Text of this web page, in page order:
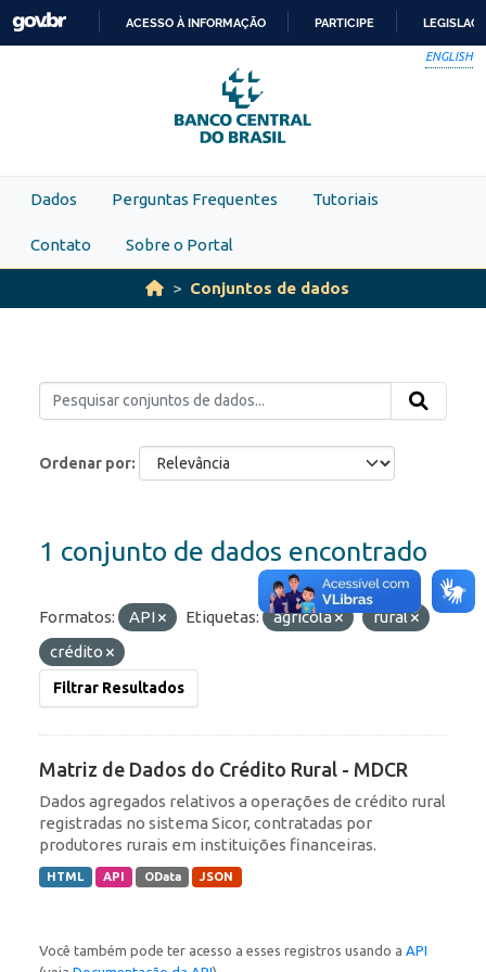
Skip to main content
PARA
O
CONTEÚDO
ACESSO À INFORMAÇÃO PARTICIPE
ENGLISH
Dados Perguntas Frequentes Tutoriais
Contato Sobre o Portal
Conjuntos de dados
Ordenar por
1 conjunto de dados encontrado
Formatos: API Etiquetas: agrícola
rural
crédito
Filtrar Resultados
Matriz de Dados do Crédito Rural - MDCR
Dados agregados relativos a operações de crédito rural
registradas no sistema Sicor, contratadas por
produtores rurais em instituições financeiras.
HTML API OData JSON
Você também pode ter acesso a esses registros usando a API